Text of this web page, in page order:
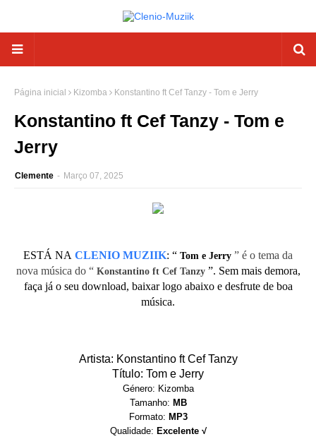
Página inicial Kizomba Konstantino ft Cef Tanzy - Tom e Jerry
Konstantino ft Cef Tanzy - Tom e
Jerry
Clemente - Março 07, 2025
ESTÁ NA CLENIO MUZIIK: “ Tom e Jerry ” é o tema da
nova música do “ Konstantino ft Cef Tanzy ”. Sem mais demora,
faça já o seu download, baixar logo abaixo e desfrute de boa
música.
Artista: Konstantino ft Cef Tanzy
Título: Tom e Jerry
Género: Kizomba
Tamanho: MB
Formato: MP3
Qualidade: Excelente √